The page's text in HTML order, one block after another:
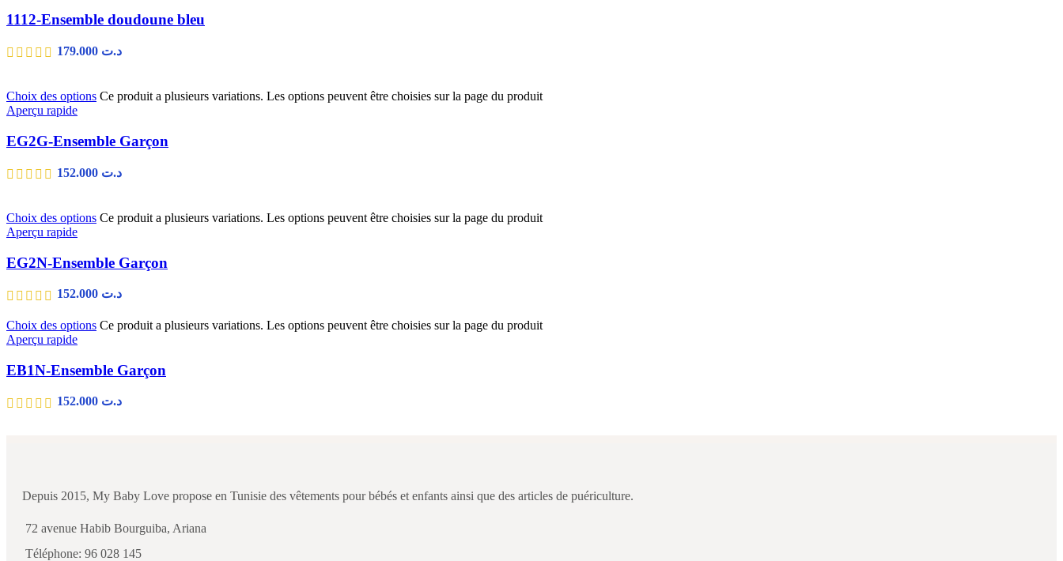
1112-Ensemble doudoune bleu
د.ت
Choix des options Ce produit a plusieurs variations. Les options peuvent être choisies sur la page du produit
Aperçu rapide
EG2G-Ensemble Garçon
د.ت
Choix des options Ce produit a plusieurs variations. Les options peuvent être choisies sur la page du produit
Aperçu rapide
EG2N-Ensemble Garçon
د.ت
Choix des options Ce produit a plusieurs variations. Les options peuvent être choisies sur la page du produit
Aperçu rapide
EB1N-Ensemble Garçon
د.ت
Depuis 2015, My Baby Love propose en Tunisie des vêtements pour bébés et enfants ainsi que des articles de puériculture.
72 avenue Habib Bourguiba, Ariana
Téléphone: 96 028 145